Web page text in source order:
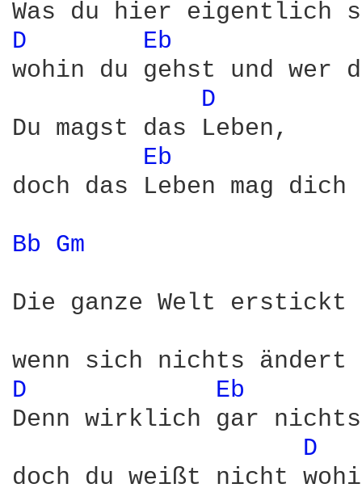
D
Eb
wohin du gehst und wer
D
Du magst das Leben,
Eb
doch das Leben mag
Bb Gm
Die ganze Welt
D
Eb
Denn wirklich gar nichts
D
doch du weißt nicht